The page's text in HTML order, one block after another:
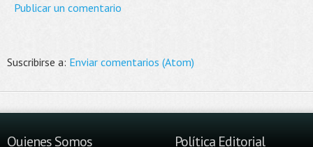
Publicar un comentario
Suscribirse a: Enviar comentarios (Atom)
Quienes Somos Política Editorial